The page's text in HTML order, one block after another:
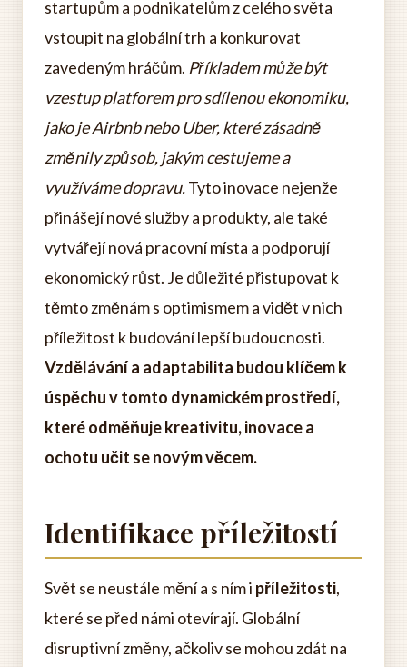
startupům a podnikatelům z celého světa
vstoupit na globální trh a konkurovat
zavedeným hráčům. Příkladem může být
vzestup platforem pro sdílenou ekonomiku,
jako je Airbnb nebo Uber, které zásadně
změnily způsob, jakým cestujeme a
využíváme dopravu.Tyto inovace nejenže
přinášejí nové služby a produkty, ale také
vytvářejí nová pracovní místa a podporují
ekonomický růst. Je důležité přistupovat k
těmto změnám s optimismem a vidět v nich
příležitost k budování lepší budoucnosti.
Vzdělávání a adaptabilita budou klíčem k
úspěchu v tomto dynamickém prostředí,
které odměňuje kreativitu, inovace a
ochotu učit se novým věcem.
Identifikace příležitostí
Svět se neustále mění a s ním i příležitosti,
které se před námi otevírají. Globální
disruptivní změny, ačkoliv se mohou zdát na